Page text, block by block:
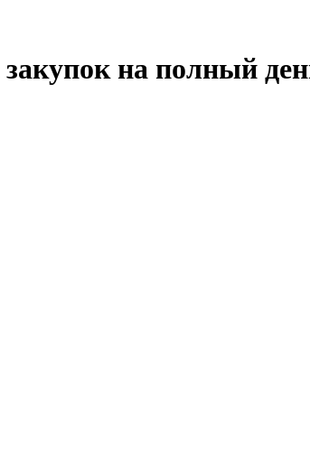
на полный